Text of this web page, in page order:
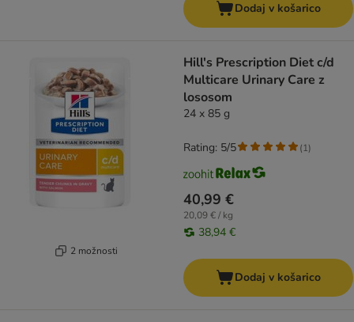
Dodaj v košarico
2 možnosti
Hill's Prescription Diet c/d
Multicare Urinary Care z
lososom
24 x 85 g
40,99 €
20,09 € / kg
38,94 €
Rating: 5/5 (1)
Dodaj v košarico